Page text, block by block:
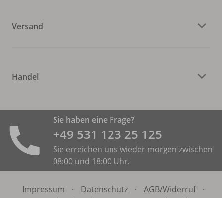
Versand
Handel
Sie haben eine Frage?
+49 531 ­123 25 125
Sie erreichen uns wieder morgen zwischen
08:00 und 18:00 Uhr.
Impressum · Datenschutz · AGB/Widerruf
·